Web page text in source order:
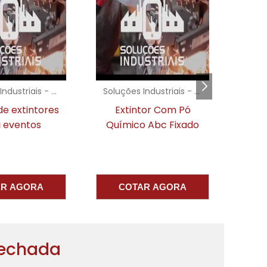
Soluções Industriais - AC Soluções Industriais - AC
Extintor Com Pó
Químico Abc Fixado
COTAR AGORA